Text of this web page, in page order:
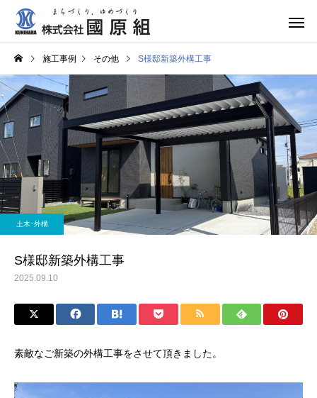
施工事例 その他 S様邸新築外構工事
土木･外構
S様邸新築外構工事
2025.09.10
素敵なご新築の外構工事をさせて頂きました。